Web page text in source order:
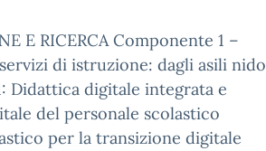
E RICERCA Componente 1 –
di istruzione: dagli asili nido
Didattica digitale integrata e
del personale scolastico
per la transizione digitale